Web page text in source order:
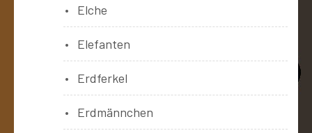
Elche
Elefanten
Erdferkel
Erdmännchen